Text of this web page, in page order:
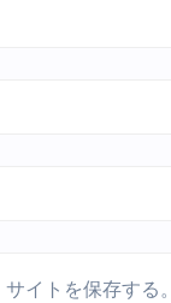
イトを保存する。